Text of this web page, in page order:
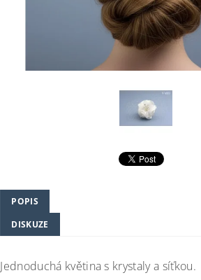
POPIS
DISKUZE
Jednoduchá květina s krystaly a síťkou.